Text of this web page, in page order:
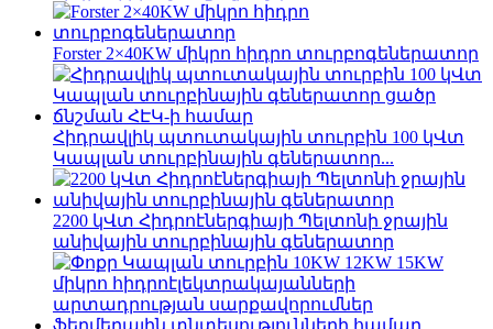
Forster 2×40KW միկրո հիդրո տուրբոգեներատոր
Հիդրավլիկ պտուտակային տուրբին 100 կՎտ
Կապլան տուրբինային գեներատոր...
2200 կՎտ Հիդրոէներգիայի Պելտոնի ջրային
անիվային տուրբինային գեներատոր